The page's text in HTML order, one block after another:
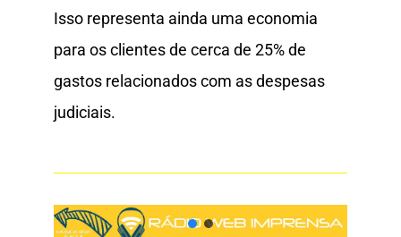
Isso representa ainda uma economia
para os clientes de cerca de 25% de
gastos relacionados com as despesas
judiciais.